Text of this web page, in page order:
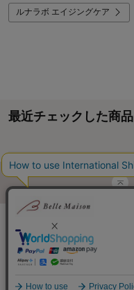
ルナラボ エイジングケア
最近チェックした商品
ご利用ガイド・お知らせ
サイトマップ